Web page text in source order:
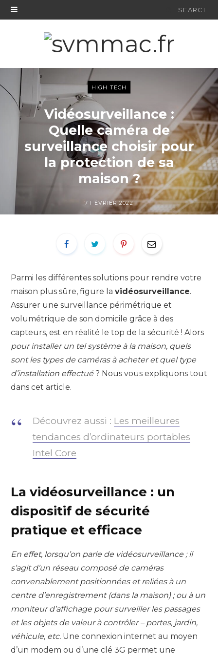
Search
HIGH TECH
Vidéosurveillance :
Quelle caméra de
surveillance choisir pour
la protection de sa
maison ?
7 FÉVRIER 2022
Parmi les différentes solutions pour rendre votre
maison plus sûre, figure la vidéosurveillance.
Assurer une surveillance périmétrique et
volumétrique de son domicile grâce à des
capteurs, est en réalité le top de la sécurité ! Alors
pour installer un tel système à la maison, quels
sont les types de caméras à acheter et quel type
d’installation effectué ? Nous vous expliquons tout
dans cet article.
Découvrez aussi : Les meilleures
tendances d’ordinateurs portables
Intel Core
La vidéosurveillance : un
dispositif de sécurité
pratique et efficace
En effet, lorsqu’on parle de vidéosurveillance ; il
s’agit d’un réseau composé de caméras
convenablement positionnées et reliées à un
centre d’enregistrement (dans la maison) ; ou à un
moniteur d’affichage pour surveiller les passages
et les objets de valeur à contrôler – portes, jardin,
véhicule, etc. Une connexion internet au moyen
d’un modem ou d’une clé 3G permet une